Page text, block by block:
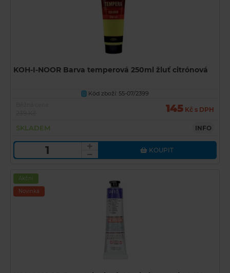
KOH-I-NOOR Barva temperová 250ml žluť citrónová
U
Kód zboží: 55-07/2399
145 Kč s DPH
SKLADEM INFO
KOUPIT
Akční
Novinka